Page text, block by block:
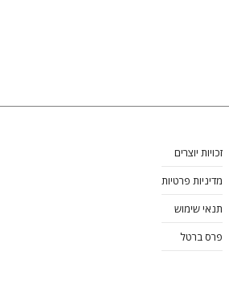
זכויות יוצרים
מדיניות פרטיות
תנאי שימוש
פרס ברטל